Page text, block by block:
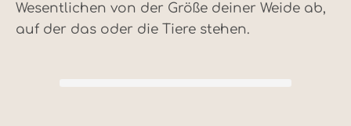
Wesentlichen von der Größe deiner Weide ab,
auf der das oder die Tiere stehen.